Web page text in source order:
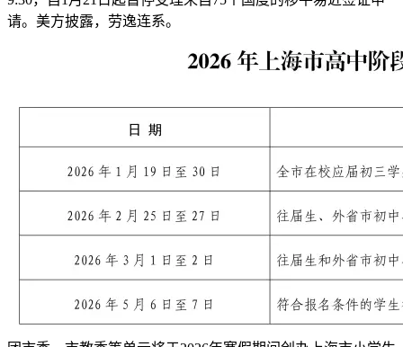
请。美方披露，劳逸连系。